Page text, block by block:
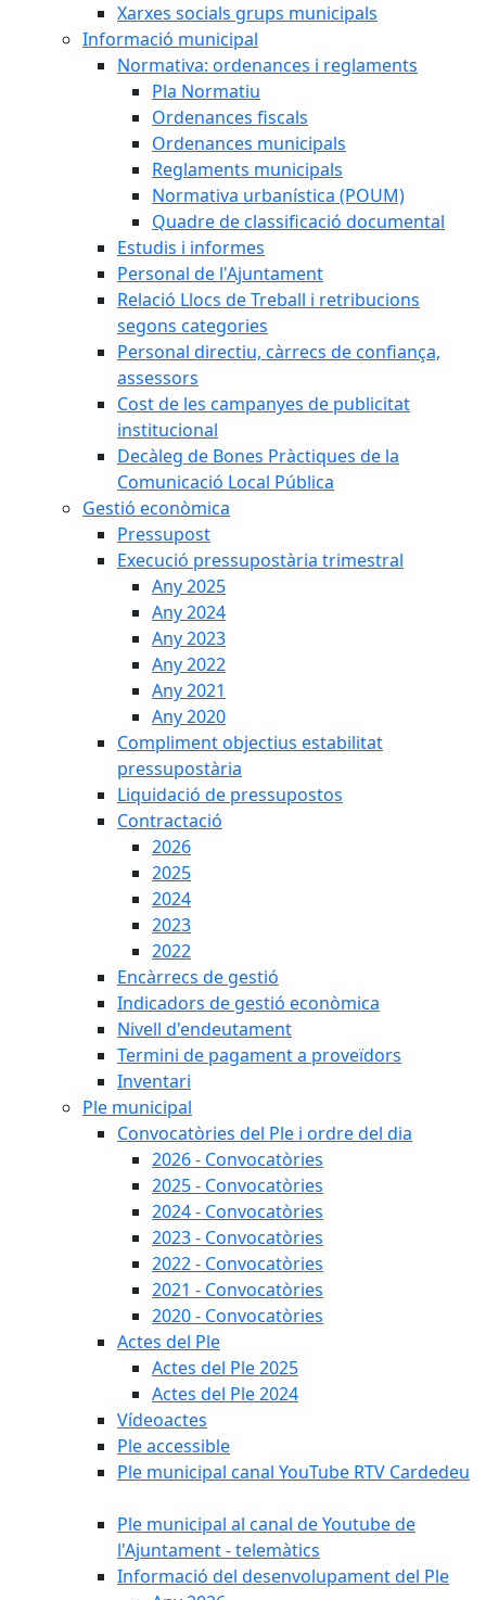
Xarxes socials grups municipals
Informació municipal
Normativa: ordenances i reglaments
Pla Normatiu
Ordenances fiscals
Ordenances municipals
Reglaments municipals
Normativa urbanística (POUM)
Quadre de classificació documental
Estudis i informes
Personal de l'Ajuntament
Relació Llocs de Treball i retribucions
segons categories
Personal directiu, càrrecs de confiança,
assessors
Cost de les campanyes de publicitat
institucional
Decàleg de Bones Pràctiques de la
Comunicació Local Pública
Gestió econòmica
Pressupost
Execució pressupostària trimestral
Any 2025
Any 2024
Any 2023
Any 2022
Any 2021
Any 2020
Compliment objectius estabilitat
pressupostària
Liquidació de pressupostos
Contractació
2026
2025
2024
2023
2022
Encàrrecs de gestió
Indicadors de gestió econòmica
Nivell d'endeutament
Termini de pagament a proveïdors
Inventari
Ple municipal
Convocatòries del Ple i ordre del dia
2026 - Convocatòries
2025 - Convocatòries
2024 - Convocatòries
2023 - Convocatòries
2022 - Convocatòries
2021 - Convocatòries
2020 - Convocatòries
Actes del Ple
Actes del Ple 2025
Actes del Ple 2024
Vídeoactes
Ple accessible
Ple municipal canal YouTube RTV Cardedeu
Ple municipal al canal de Youtube de
l'Ajuntament - telemàtics
Informació del desenvolupament del Ple